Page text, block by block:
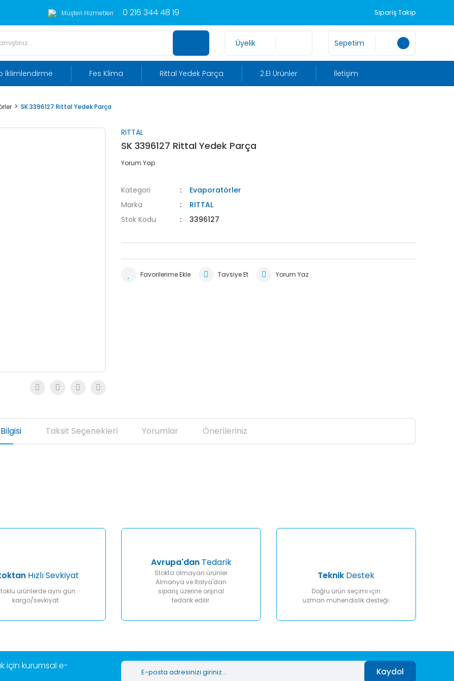
Müşteri Hizmetleri 0 216 344 48 19 Sipariş Takip
Üyelik Sepetim
İklimlendirme Fes Klima Rittal Yedek Parça 2.El Ürünler İletişim
SK 3396127 Rittal Yedek Parça
RITTAL
SK 3396127 Rittal Yedek Parça
Yorum Yap
Kategori
Evaporatörler
Marka
RITTAL
Stok Kodu
3396127
Tavsiye Et Yorum Yaz
Taksit Seçenekleri Yorumlar Önerileriniz
Gönder
Hızlı Sevkiyat
ürünlerde aynı gün
kargo/sevkiyat.
Avrupa'danTedarik
Stokta olmayan ürünler
Almanya ve İtalya'dan
sipariş üzerine orijinal
tedarik edilir.
Teknik Destek
Doğru ürün seçimi için
uzman mühendislik desteği.
için kurumsal e-
Kaydol